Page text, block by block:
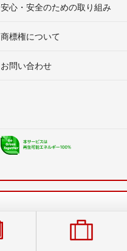
安心・安全のための取り組み
商標権について
お問い合わせ